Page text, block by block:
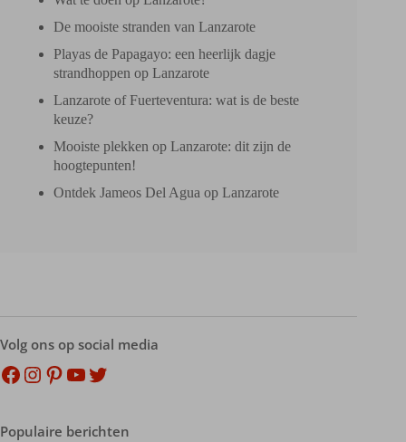
De mooiste stranden van Lanzarote
Playas de Papagayo: een heerlijk dagje
strandhoppen op Lanzarote
Lanzarote of Fuerteventura: wat is de beste
keuze?
Mooiste plekken op Lanzarote: dit zijn de
hoogtepunten!
Ontdek Jameos Del Agua op Lanzarote
Volg ons op social media
Facebook
Instagram
Pinterest
YouTube
Twitter
Populaire berichten